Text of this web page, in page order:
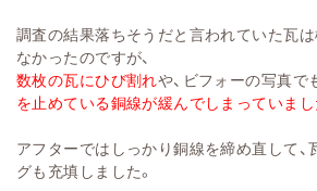
調査の結果落ちそうだと言われていた瓦は
なかったのですが、
数枚の瓦にひび割れや、ビフォーの写真で
を止めている銅線が緩んでしまっていまし
アフターではしっかり銅線を締め直して
グも充填しました。